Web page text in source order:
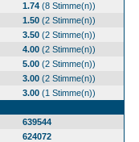
1.74 (8 Stimme(n))
1.50 (2 Stimme(n))
3.50 (2 Stimme(n))
4.00 (2 Stimme(n))
5.00 (2 Stimme(n))
3.00 (2 Stimme(n))
3.00 (1 Stimme(n))
639544
624072